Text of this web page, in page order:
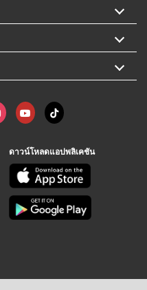
ดาวน์โหลดแอปพลิเคชัน